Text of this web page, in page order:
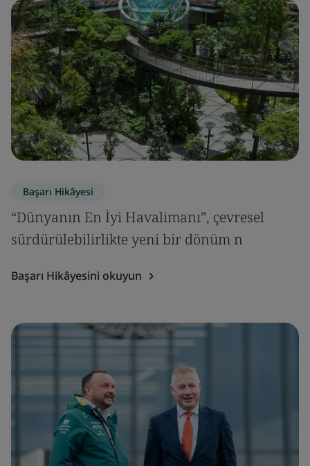
Başarı Hikâyesi
“Dünyanın En İyi Havalimanı”, çevresel
sürdürülebilirlikte yeni bir dönüm n
Başarı Hikâyesini okuyun